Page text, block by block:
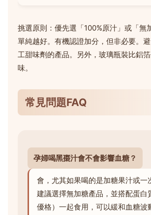
挑選原則：優先選「100%原汁」或「無
單純越好。有機認證加分，但非必要。
工甜味劑的產品。另外，玻璃瓶裝比鋁
味。
常見問題FAQ
孕婦喝黑棗汁會不會影響血糖？
會，尤其如果喝的是加糖果汁或一
建議選擇無加糖產品，並搭配蛋白
優格）一起食用，可以緩和血糖波